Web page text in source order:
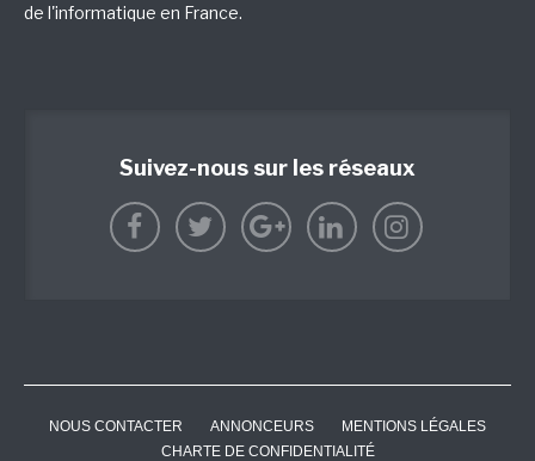
de l'informatique en France.
Suivez-nous sur les réseaux
NOUS CONTACTER ANNONCEURS
MENTIONS LÉGALES
CHARTE DE CONFIDENTIALITÉ